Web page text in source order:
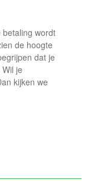
wordt
de hoogte
dat je
je
kijken we